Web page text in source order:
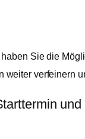
haben Sie die
weiter verfeinern